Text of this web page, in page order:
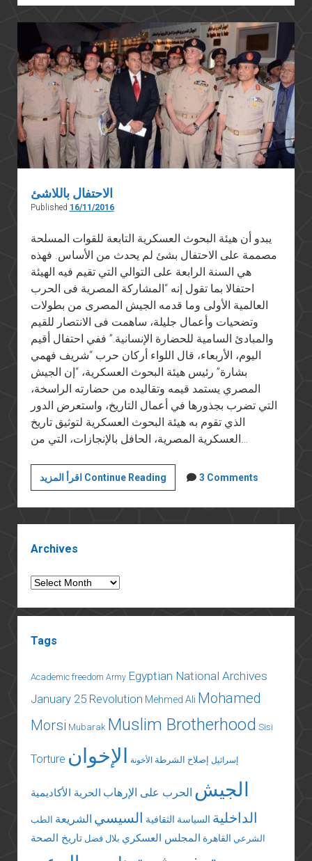
التاريخ:
الجيش
المصري
في
الحرب
العالمية
الأولى
الاحتفال باللاشئ
Published 16/11/2016
يبدو أن هيئة البحوث العسكرية التابعة للقوات المسلحة
مصممة على الاحتفال بشئ لم يحدث من الأساس. فهذه
هي السنة الرابعة على التوالي التي تقيم فيه الهيئة
احتفالا بما تقول إنه “المشاركة المصرية فى الحرب
العالمية الأولى وما قدمه الجيش المصرى من بطولات
وتضحيات وأعمال جليلة، ساهمت فى الانتصار للقيم
والمبادئ السامية للحضارة الإنسانية.” ففي احتفال أقيم
اليوم، الأربعاء، قال اللواء أركان حرب “شريف فهمي
بشارة” رئيس هيئة البحوث العسكرية، “إن الجيش
المصري يستمد قيمه وتقاليده من حضارته الراسخة،
التي تضرب بجذورها في أعمال التاريخ، واستعرض الدور
الذي تقوم به هيئة البحوث العسكرية لتوثيق تاريخ
اقرأ المزيد Continue Readingالاحتفال
باللاشئ
3 Comments
Archives
Archives
Tags
Academic freedom Army Egyptian National Archives
January 25 Revolution Mehmed Ali Mohamed
Morsi Mubarak Muslim Brotherhood Sisi
Torture إسرائيل إصلاح الشرطة الأخونة الإخوان
الجيش الحرب على الإرهاب الحرية الأكاديمية
الداخلية السياسة الثقافية السيسي الشريعة الطب
الشرعي القاهرة المجلس العسكري بلال فضل تاريخ الصحة